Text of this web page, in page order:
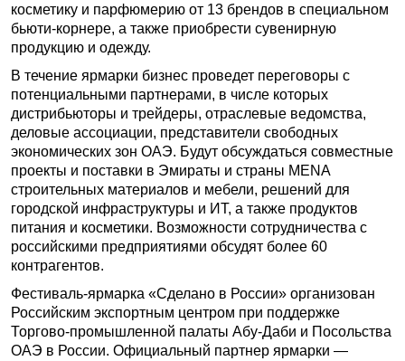
косметику и парфюмерию от 13 брендов в специальном
бьюти-корнере, а также приобрести сувенирную
продукцию и одежду.
В течение ярмарки бизнес проведет переговоры с
потенциальными партнерами, в числе которых
дистрибьюторы и трейдеры, отраслевые ведомства,
деловые ассоциации, представители свободных
экономических зон ОАЭ. Будут обсуждаться совместные
проекты и поставки в Эмираты и страны MENA
строительных материалов и мебели, решений для
городской инфраструктуры и ИТ, а также продуктов
питания и косметики. Возможности сотрудничества с
российскими предприятиями обсудят более 60
контрагентов.
Фестиваль-ярмарка «Сделано в России» организован
Российским экспортным центром при поддержке
Торгово-промышленной палаты Абу-Даби и Посольства
ОАЭ в России. Официальный партнер ярмарки —